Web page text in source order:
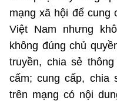
mạng xã hội để cung
Việt Nam nhưng
không đúng chủ
truyền, chia sẻ
cấm; cung cấp, chia
trên mạng có nội